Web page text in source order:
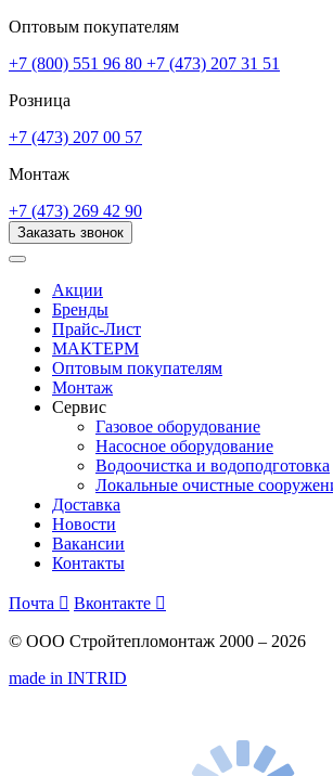
Оптовым покупателям
+7 (800) 551 96 80 +7 (473) 207 31 51
Розница
+7 (473) 207 00 57
Монтаж
+7 (473) 269 42 90
Заказать звонок
Акции
Бренды
Прайс-Лист
МАКТЕРМ
Оптовым покупателям
Монтаж
Сервис
Газовое оборудование
Насосное оборудование
Водоочистка и водоподготовка
Локальные очистные
Доставка
Новости
Вакансии
Контакты
Почта  Вконтакте 
© ООО Стройтепломонтаж 2000 – 2026
made in INTRID